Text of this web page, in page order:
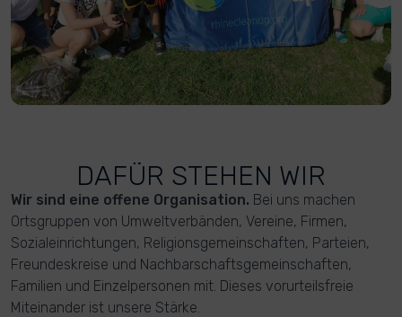
DAFÜR STEHEN WIR
Wir sind eine offene Organisation. Bei uns machen
Ortsgruppen von Umweltverbänden, Vereine, Firmen,
Sozialeinrichtungen, Religionsgemeinschaften, Parteien,
Freundeskreise und Nachbarschaftsgemeinschaften,
Familien und Einzelpersonen mit. Dieses vorurteilsfreie
Miteinander ist unsere Stärke.